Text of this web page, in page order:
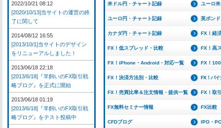
米ドル円・チャート記録 ユーロ
ユーロ円・チャート記録 英ポン
カナダ円・チャート記録 FX！経
FX！低スプレッド・比較 FX！高
FX！iPhone・Android・対応一覧 FX！
FX！決済方法別・比較 FX！バイ
FX！売買比率＆注文情報・提供一覧 FX！取
FX無料セミナー情報 FX比較
CFDブログ IPO・
2022/10/21 08:12
[2020/10/13]当サイトの運営の終
了に関して
2014/08/12 16:55
[2013/10/1]当サイトのデザイン
をリニューアルしました！
2013/06/18 22:18
[2013/6/18]『羊飼いのFX取引戦
略ブログ』を正式に開始
2013/06/18 01:19
[2013/6/18]『羊飼いのFX取引戦
略ブログ』をテスト投稿中